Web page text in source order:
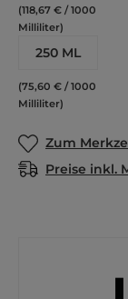
(118,67 € / 1000
Milliliter)
250 ML
(75,60 € / 1000
Milliliter)
Zum
Preise inkl.